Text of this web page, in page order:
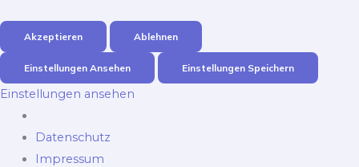
Akzeptieren Ablehnen
Einstellungen Ansehen Einstellungen Speichern
Einstellungen ansehen
Datenschutz
Impressum